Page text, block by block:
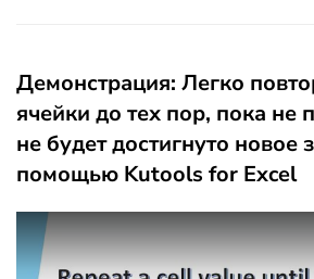
Демонстрация: Легко
ячейки до тех пор, пока не
не будет достигнуто новое
помощью Kutools for Excel